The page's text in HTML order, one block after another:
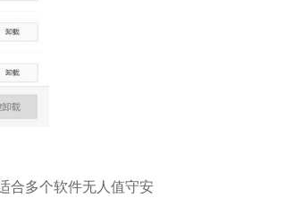
多个软件无人值守安